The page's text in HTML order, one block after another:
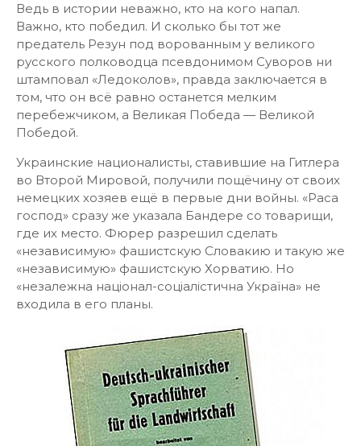
Ведь в истории неважно, кто на кого напал.
Важно, кто победил. И сколько бы тот же
предатель Резун под ворованным у великого
русского полководца псевдонимом Суворов ни
штамповал «Ледоколов», правда заключается в
том, что он всё равно останется мелким
перебежчиком, а Великая Победа — Великой
Победой.
Украинские националисты, ставившие на Гитлера
во Второй Мировой, получили пощёчину от своих
немецких хозяев ещё в первые дни войны. «Раса
господ» сразу же указала Бандере со товарищи,
где их место. Фюрер разрешил сделать
«независимую» фашистскую Словакию и такую же
«независимую» фашистскую Хорватию. Но
«незалежна націонал-соціалістична Україна» не
входила в его планы.